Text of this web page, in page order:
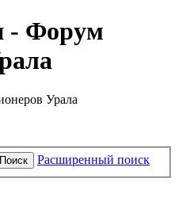
- Форум
Урала
Поиск Расширенный поиск